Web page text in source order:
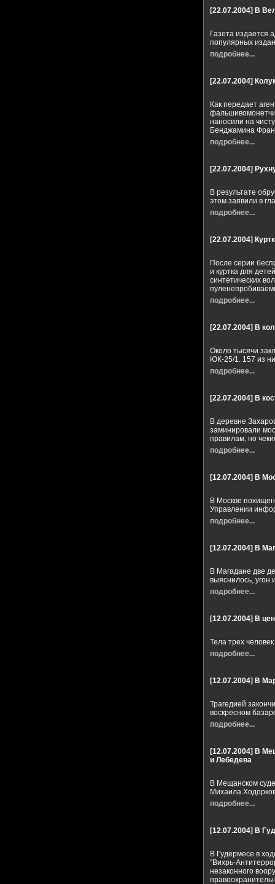
[22.07.2004] В
Газета издается
популярных
подробнее...
[22.07.2004]
Как передает
наносили на
Бенджамина
подробнее...
[22.07.2004]
В результате
этом заявили в
подробнее...
[22.07.2004]
После серии
и куртка для
синтетических
подробнее...
[22.07.2004] В
Около тысячи
ЮК-25/1. 157 из
подробнее...
[22.07.2004] В
В деревне
заминировали
правилам, но
подробнее...
[12.07.2004] В
В Москве
Управлении
подробнее...
[12.07.2004] В
В Магадане две
выяснилось,
подробнее...
[12.07.2004] В
Тела трех
подробнее...
[12.07.2004] В
Трагедией
воскресном
подробнее...
[12.07.2004] В
и Лебедева
В Мещанском
Михаила
подробнее...
[12.07.2004] В
В Гудермесе в
"Вихрь-
незаконного